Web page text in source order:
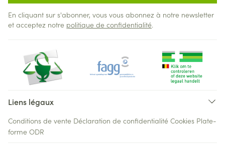
En cliquant sur s'abonner, vous vous abonnez à notre newsletter
et acceptez notre politique de confidentialité.
Liens légaux
Conditions de vente Déclaration de confidentialité Cookies Plate-
forme ODR